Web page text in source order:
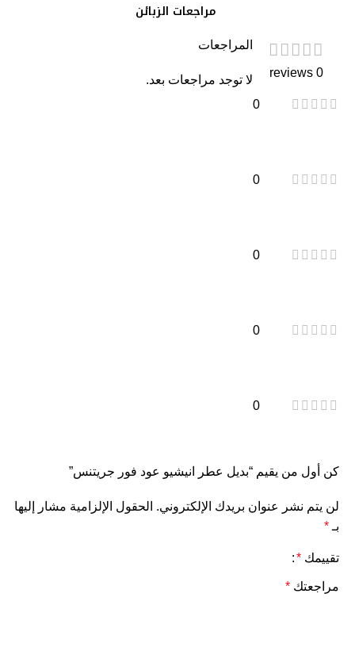
مراجعات الزبائن
0 reviews
0
0
0
0
0
المراجعات
لا توجد مراجعات بعد.
كن أول من يقيم “بديل عطر انيشيو عود فور جريتنس”
لن يتم نشر عنوان بريدك الإلكتروني. الحقول الإلزامية مشار إليها
بـ*
تقييمك *
مراجعتك *